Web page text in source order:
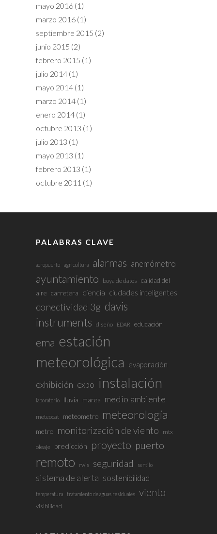
mayo 2016 (1)
marzo 2016 (1)
septiembre 2015 (2)
junio 2015 (2)
febrero 2015 (1)
julio 2014 (1)
mayo 2014 (1)
marzo 2014 (1)
enero 2014 (1)
octubre 2013 (1)
julio 2013 (1)
mayo 2013 (1)
febrero 2013 (1)
octubre 2011 (1)
PALABRAS CLAVE
aeropuerto agricultura alarmas anemómetro
ayuntamiento boya de datos calidad del
aire carretera ciencia ciudades inteligentes
conectividad 3g davis
instruments diseño EDAR educación
ema estación
meteorológica
evaporación
exhibición expo instalación
laboratorio lluvia marea medio ambiente
meteocat meteometro meteorología
metro monitorización de viento mtx
oleaje predicción proyecto puerto
remoto rwis seguridad sentilo
sistema de alerta sostenibilidad
temperatura tratamiento de aguas residuales viento
visibilidad